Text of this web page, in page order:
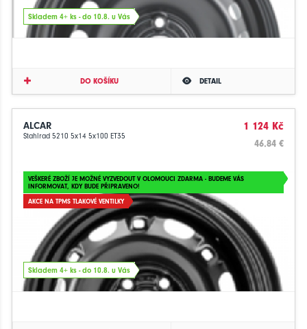
Skladem 4+ ks - do 10.8. u Vás
DO KOŠÍKU DETAIL
ALCAR
Stahlrad 5210 5x14 5x100 ET35
1 124 Kč
46.84 €
VEŠKERÉ ZBOŽÍ JE MOŽNÉ VYZVEDOUT V OLOMOUCI ZDARMA - BUDEME VÁS
INFORMOVAT, KDY BUDE PŘIPRAVENO!
AKCE NA TPMS TLAKOVÉ VENTILKY
Skladem 4+ ks - do 10.8. u Vás